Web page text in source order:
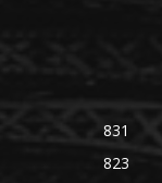
831
823